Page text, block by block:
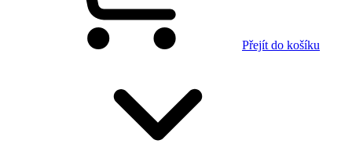
Přejít do košíku